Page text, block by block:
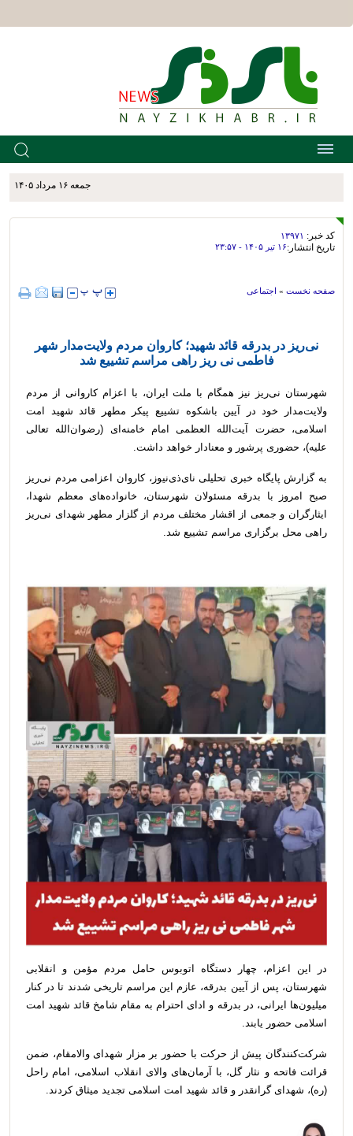
جمعه ۱۶ مرداد ۱۴۰۵
کد خبر: ۱۳۹۷۱
تاریخ انتشار:۱۶ تير ۱۴۰۵ - ۲۳:۵۷
صفحه نخست » اجتماعی
نی‌ریز در بدرقه قائد شهید؛ کاروان مردم ولایت‌مدار شهر
فاطمی نی ریز راهی مراسم تشییع شد
شهرستان نی‌ریز نیز همگام با ملت ایران، با اعزام کاروانی از مردم
ولایت‌مدار خود در آیین باشکوه تشییع پیکر مطهر قائد شهید امت
اسلامی، حضرت آیت‌الله العظمی امام خامنه‌ای (رضوان‌الله تعالی
علیه)، حضوری پرشور و معنادار خواهد داشت.
به گزارش پایگاه خبری تحلیلی نای‌ذی‌نیوز، کاروان اعزامی مردم نی‌ریز
صبح امروز با بدرقه مسئولان شهرستان، خانواده‌های معظم شهدا،
ایثارگران و جمعی از اقشار مختلف مردم از گلزار مطهر شهدای نی‌ریز
راهی محل برگزاری مراسم تشییع شد.
در این اعزام، چهار دستگاه اتوبوس حامل مردم مؤمن و انقلابی
شهرستان، پس از آیین بدرقه، عازم این مراسم تاریخی شدند تا در کنار
میلیون‌ها ایرانی، در بدرقه و ادای احترام به مقام شامخ قائد شهید امت
اسلامی حضور یابند.
شرکت‌کنندگان پیش از حرکت با حضور بر مزار شهدای والامقام، ضمن
قرائت فاتحه و نثار گل، با آرمان‌های والای انقلاب اسلامی، امام راحل
(ره)، شهدای گرانقدر و قائد شهید امت اسلامی تجدید میثاق کردند.